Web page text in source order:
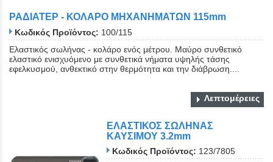
ΡΑΔΙΑΤΕΡ - ΚΟΛΑΡΟ ΜΗΧΑΝΗΜΑΤΩΝ 115mm
Κωδικός Προϊόντος: 100/115
Ελαστικός σωλήνας - κολάρο ενός μέτρου. Μαύρο συνθετικό
ελαστικό ενισχυόμενο με συνθετικά νήματα υψηλής τάσης
εφελκυσμού, ανθεκτικό στην θερμότητα και την διάβρωση....
Λεπτομέρειες
ΕΛΑΣΤΙΚΟΣ ΣΩΛΗΝΑΣ
ΚΑΥΣΙΜΟΥ 3.2mm
Κωδικός Προϊόντος: 123/7805